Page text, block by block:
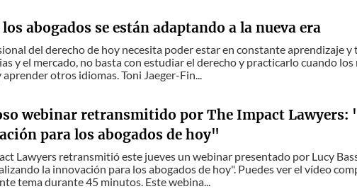
abogados se están adaptando a la nueva era
del derecho de hoy necesita poder estar en constante aprendizaje
y el mercado, no basta con estudiar el derecho y practicarlo cuando
aprender otros idiomas. Toni Jaeger-Fin...
webinar retransmitido por The Impact Lawyers:
para los abogados de hoy"
Lawyers retransmitió este jueves un webinar presentado por Lucy
la innovación para los abogados de hoy". Puedes ver el vídeo
tema durante 45 minutos. Este webina...